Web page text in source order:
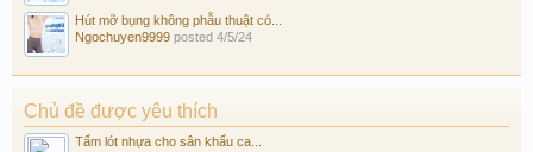
Hút mỡ bụng không phẫu thuật có...
Ngochuyen9999 posted 4/5/24
Chủ đề được yêu thích
Tấm lót nhựa cho sân khấu ca...